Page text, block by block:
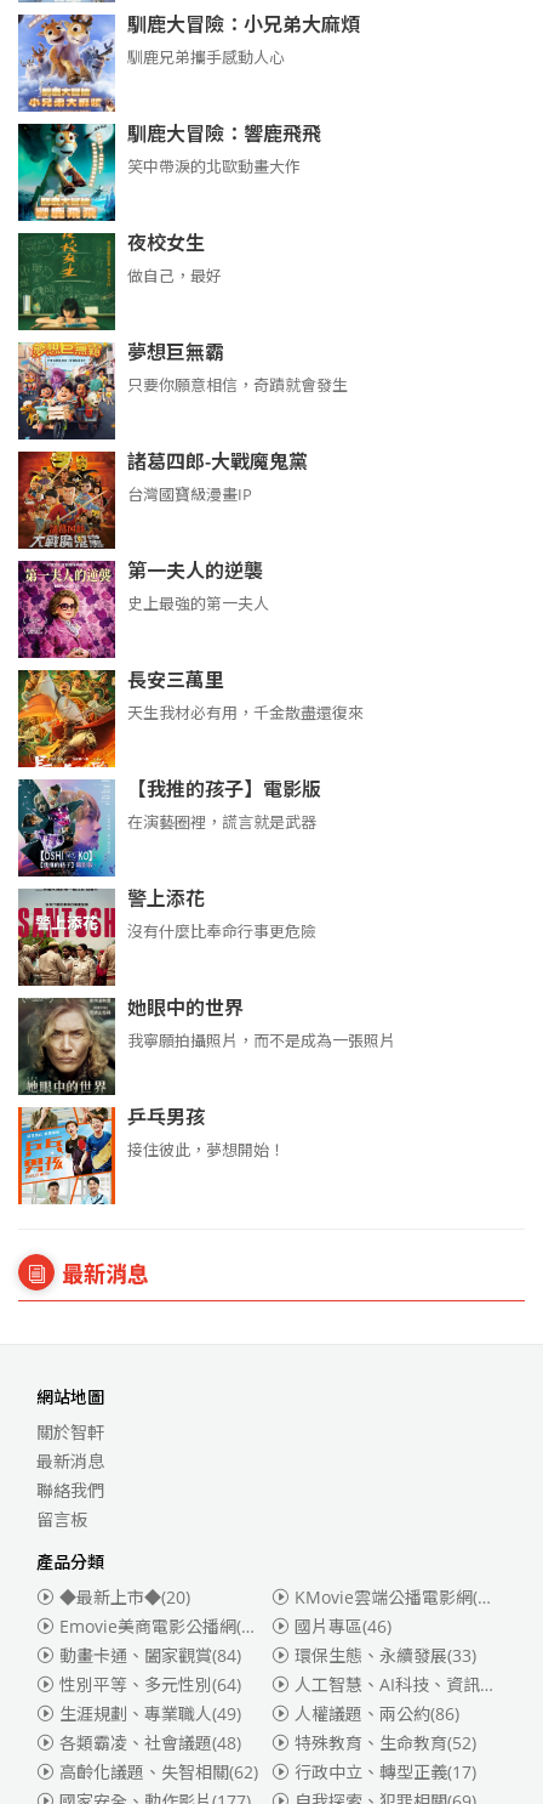
馴鹿大冒險：小兄弟大麻煩
馴鹿兄弟攜手感動人心
馴鹿大冒險：響鹿飛飛
笑中帶淚的北歐動畫大作
夜校女生
做自己，最好
夢想巨無霸
只要你願意相信，奇蹟就會發生
諸葛四郎-大戰魔鬼黨
台灣國寶級漫畫IP
第一夫人的逆襲
史上最強的第一夫人
長安三萬里
天生我材必有用，千金散盡還復來
【我推的孩子】電影版
在演藝圈裡，謊言就是武器
警上添花
沒有什麼比奉命行事更危險
她眼中的世界
我寧願拍攝照片，而不是成為一張照片
乒乓男孩
接住彼此，夢想開始！
最新消息
網站地圖
關於智軒
最新消息
聯絡我們
留言板
產品分類
◆最新上市◆(20)
KMovie雲端公播電影網(迪士尼、福斯、索尼)
Emovie美商電影公播網(華納)
(186)
國片專區(46)
動畫卡通、闔家觀賞(84) 環保生態、永續發展(33)
性別平等、多元性別(64) 人工智慧、AI科技、資訊安全
生涯規劃、專業職人(49) 人權議題、兩公約(86)
各類霸凌、社會議題(48) 特殊教育、生命教育(52)
高齡化議題、失智相關(62) 行政中立、轉型正義(17)